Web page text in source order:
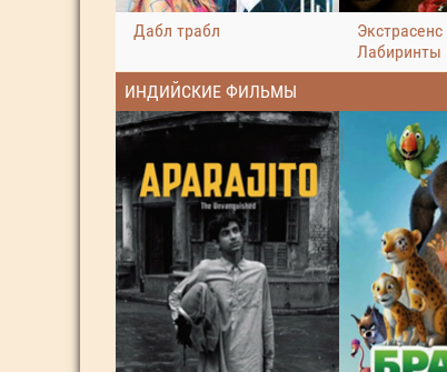
Дабл трабл
Экстрасенс
Лабиринты
ИНДИЙСКИЕ ФИЛЬМЫ